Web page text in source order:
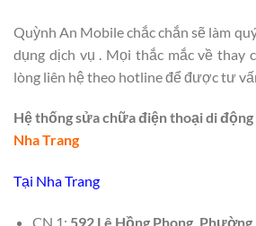
Quỳnh An Mobile chắc chắn sẽ làm
dụng dịch vụ
. Mọi thắc mắc về thay
lòng liên hệ theo hotline để được tư
Hệ thống sửa chữa điện thoại di động
Nha Trang
Tại Nha Trang
CN 1: 592 Lê Hồng Phong,